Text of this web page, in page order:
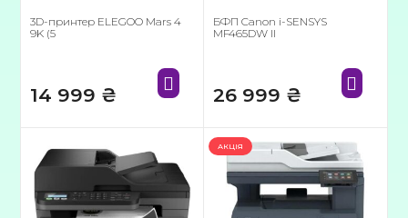
3D-принтер ELEGOO Mars 4
9K (5
14 999 ₴
БФП Canon i-SENSYS
MF465DW II
26 999 ₴
АКЦІЯ